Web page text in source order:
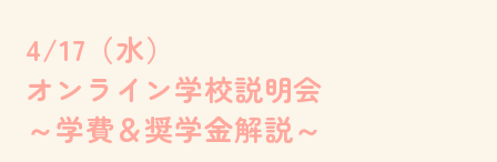
4/17（水）
オンライン学校説明会
～学費＆奨学金解説～